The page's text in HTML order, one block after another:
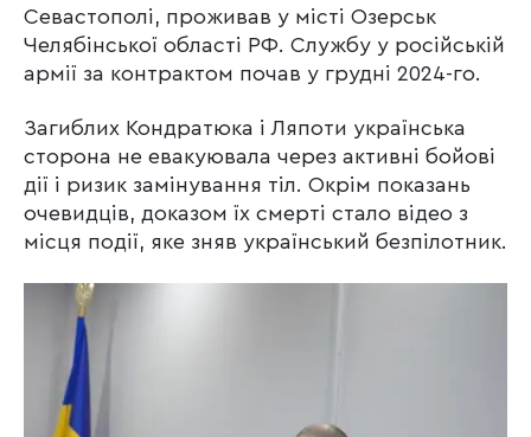
Севастополі, проживав у місті Озерськ
Челябінської області РФ. Службу у російській
армії за контрактом почав у грудні 2024-го.
Загиблих Кондратюка і Ляпоти українська
сторона не евакуювала через активні бойові
дії і ризик замінування тіл. Окрім показань
очевидців, доказом їх смерті стало відео з
місця події, яке зняв український безпілотник.